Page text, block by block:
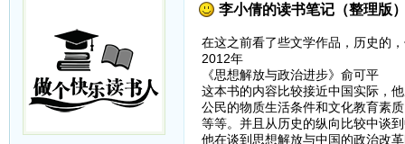
李小倩的读书笔记（整理版
在这之前看了些文学作品，历史的
2012年
《思想解放与政治进步》俞可平
这本书的内容比较接近中国实际，
公民的物质生活条件和文化教育素
等等。并且从历史的纵向比较中谈
他在谈到思想解放与中国的政治改